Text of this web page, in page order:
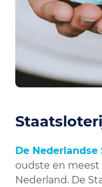
De
oudste en
Nederland. De